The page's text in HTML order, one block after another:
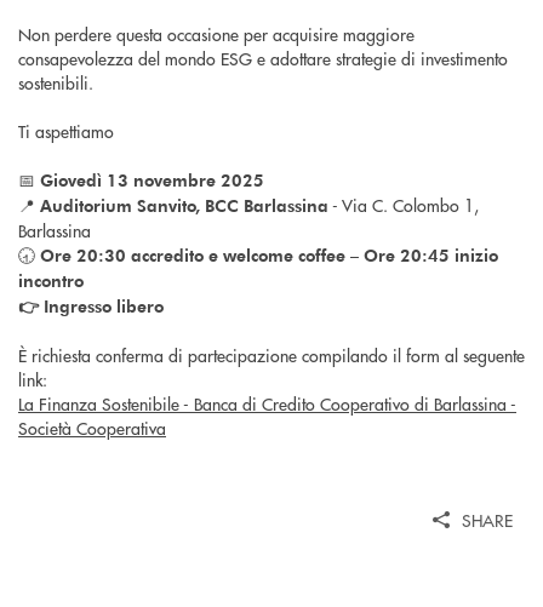
Non perdere questa occasione per acquisire maggiore
consapevolezza del mondo ESG e adottare strategie di investimento
sostenibili.
Ti aspettiamo
📅 Giovedì 13 novembre 2025
📍 Auditorium Sanvito, BCC Barlassina - Via C. Colombo 1,
Barlassina
🕣 Ore 20:30 accredito e welcome coffee – Ore 20:45 inizio
incontro
👉 Ingresso libero
È richiesta conferma di partecipazione compilando il form al seguente
link:
La Finanza Sostenibile - Banca di Credito Cooperativo di Barlassina -
Società Cooperativa
SHARE